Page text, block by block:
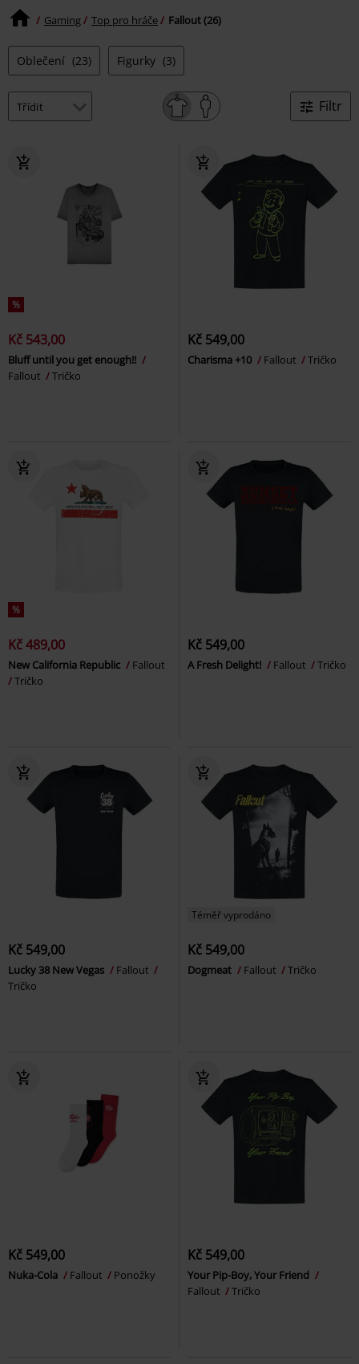
Gaming Top pro hráče Fallout (26)
Oblečení (23) Figurky (3)
Filtr
%
Kč 543,00
Bluff until you get enough!!
Fallout
Tričko
Kč 549,00
Charisma +10 Fallout Tričko
%
Kč 489,00
New California Republic
Fallout
Tričko
Kč 549,00
A Fresh Delight! Fallout Tričko
Kč 549,00
Lucky 38 New Vegas
Fallout
Tričko
Téměř vyprodáno
Kč 549,00
Dogmeat Fallout Tričko
Kč 549,00
Nuka-Cola Fallout Ponožky
Kč 549,00
Your Pip-Boy, Your Friend
Fallout
Tričko